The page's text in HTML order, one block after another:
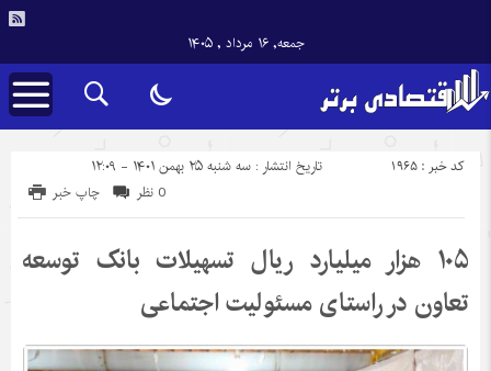
جمعه, ۱۶ مرداد , ۱۴۰۵
تاریخ انتشار : سه شنبه ۲۵ بهمن ۱۴۰۱ - ۱۲:۰۹ کد خبر : 1965
چاپ خبر 0 نظر
۱۰۵ هزار میلیارد ریال تسهیلات بانک توسعه
تعاون در راستای مسئولیت اجتماعی